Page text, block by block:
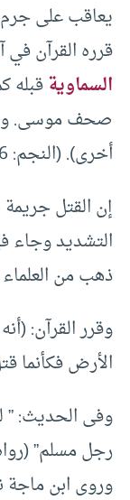
يعاقب على جرم
قرره القرآن
السماويةقبله
صحف موسى.
أخرى). (النجم: 36 – 38 ).
إن القتل
التشديد وجاء
ذهب من العلماء
وقرر القرآن:
الأرض فكأنما
وفى الحديث: ”
رجل مسلم”
وروى ابن ماجة